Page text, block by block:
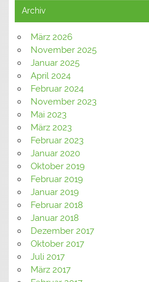
Archiv
März 2026
November 2025
Januar 2025
April 2024
Februar 2024
November 2023
Mai 2023
März 2023
Februar 2023
Januar 2020
Oktober 2019
Februar 2019
Januar 2019
Februar 2018
Januar 2018
Dezember 2017
Oktober 2017
Juli 2017
März 2017